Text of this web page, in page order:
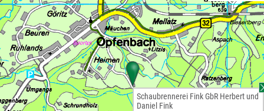
Schaubrennerei Fink GbR Herbert und
Daniel Fink